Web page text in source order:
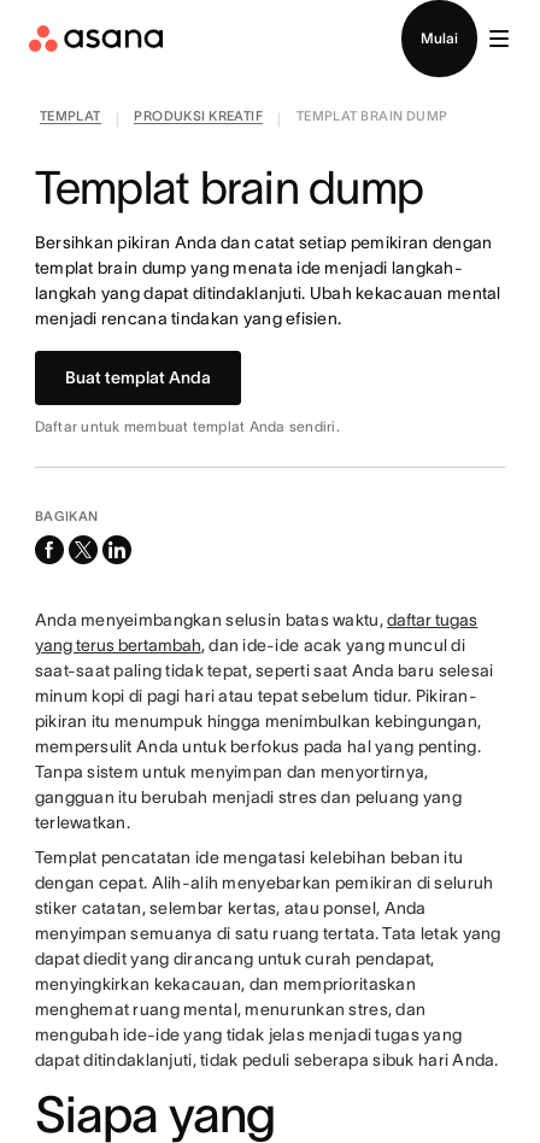
Mulai
TEMPLAT PRODUKSI KREATIF TEMPLAT BRAIN DUMP
Templat brain dump
Bersihkan pikiran Anda dan catat setiap pemikiran dengan
templat brain dump yang menata ide menjadi langkah-
langkah yang dapat ditindaklanjuti. Ubah kekacauan mental
menjadi rencana tindakan yang efisien.
Buat templat Anda
Daftar untuk membuat templat Anda sendiri.
BAGIKAN
facebook
x-
linkedin
Anda menyeimbangkan selusin batas waktu,daftar tugas
yang terus bertambah, dan ide-ide acak yang muncul di
saat-saat paling tidak tepat, seperti saat Anda baru selesai
minum kopi di pagi hari atau tepat sebelum tidur. Pikiran-
pikiran itu menumpuk hingga menimbulkan kebingungan,
mempersulit Anda untuk berfokus pada hal yang penting.
Tanpa sistem untuk menyimpan dan menyortirnya,
gangguan itu berubah menjadi stres dan peluang yang
terlewatkan.
Templat pencatatan ide mengatasi kelebihan beban itu
dengan cepat. Alih-alih menyebarkan pemikiran di seluruh
stiker catatan, selembar kertas, atau ponsel, Anda
menyimpan semuanya di satu ruang tertata. Tata letak yang
dapat diedit yang dirancang untuk curah pendapat,
menyingkirkan kekacauan, dan memprioritaskan
menghemat ruang mental, menurunkan stres, dan
mengubah ide-ide yang tidak jelas menjadi tugas yang
dapat ditindaklanjuti, tidak peduli seberapa sibuk hari Anda.
Siapa yang